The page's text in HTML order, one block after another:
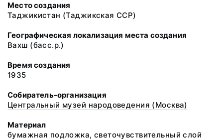
Место создания
Таджикистан (Таджикская ССР)
Географическая локализация места создания
Вахш (басс.р.)
Время создания
1935
Собиратель-организация
Центральный музей народоведения (Москва)
Материал
бумажная подложка, светочувствительный слой